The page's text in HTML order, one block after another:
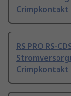
Crimpkontakt
RS PRO RS-
Crimpkontakt